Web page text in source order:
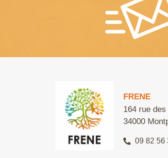
FRENE
164 rue
34000
09 82 56